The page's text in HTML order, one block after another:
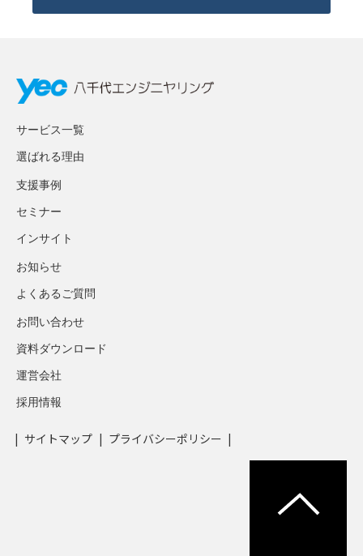
サービス一覧
選ばれる理由
支援事例
セミナー
インサイト
お知らせ
よくあるご質問
お問い合わせ
資料ダウンロード
運営会社
採用情報
サイトマップ プライバシーポリシー